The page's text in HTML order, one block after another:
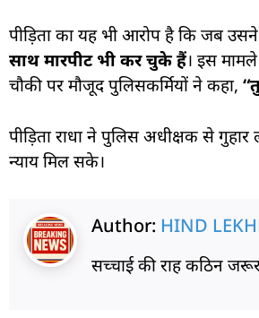
पीड़िता का यह भी आरोप है कि जब उसने
साथ मारपीट भी कर चुके हैं। इस
चौकी पर मौजूद पुलिसकर्मियों ने कहा,
पीड़िता राधा ने पुलिस अधीक्षक से
न्याय मिल सके।
Author: HIND
सच्चाई की राह कठिन